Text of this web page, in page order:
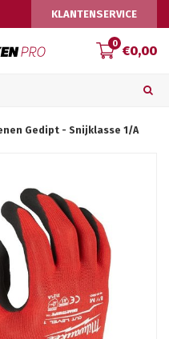
KLANTENSERVICE
0 €0,00
Gedipt - Snijklasse 1/A